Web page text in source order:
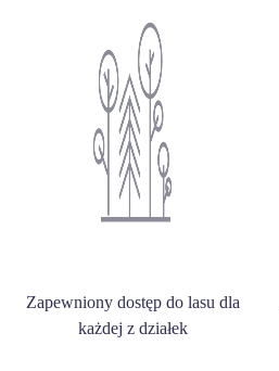
Zapewniony dostęp do lasu dla
każdej z działek